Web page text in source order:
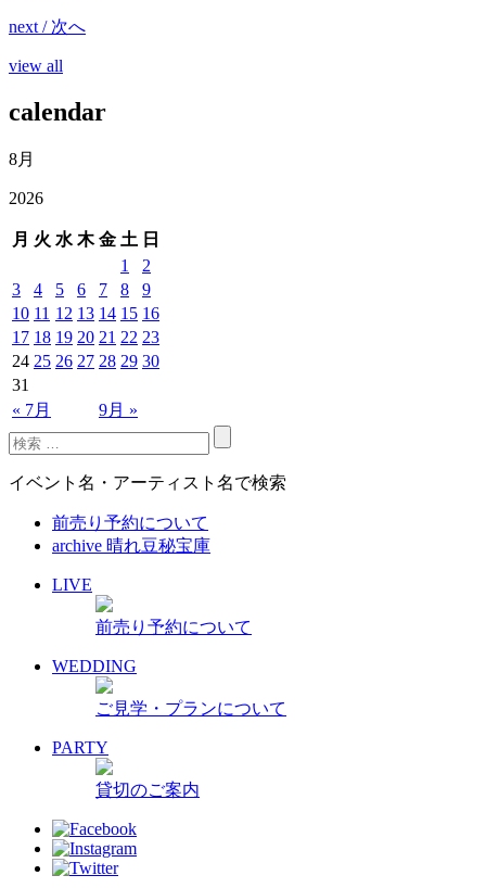
next / 次へ
view all
calendar
8月
2026
月 火 水 木 金 土 日
« 7月 9月 »
1
2
3
4 5 6 7 8
9
10 11 12 13 14 15 16
17 18 19 20 21 22 23
24 25 26 27 28 29 30
31
イベント名・アーティスト名で検索
前売り予約について
archive 晴れ豆秘宝庫
LIVE
前売り予約について
WEDDING
ご見学・プランについて
PARTY
貸切のご案内